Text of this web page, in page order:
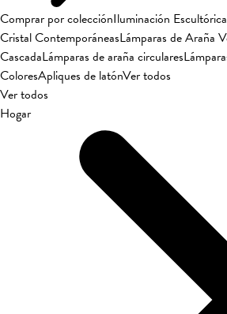
Comprar por colecciónIluminación Escultórica
Cristal ContemporáneasLámparas de Araña
CascadaLámparas de araña circulares
ColoresApliques de latónVer todos
Ver todos
Hogar